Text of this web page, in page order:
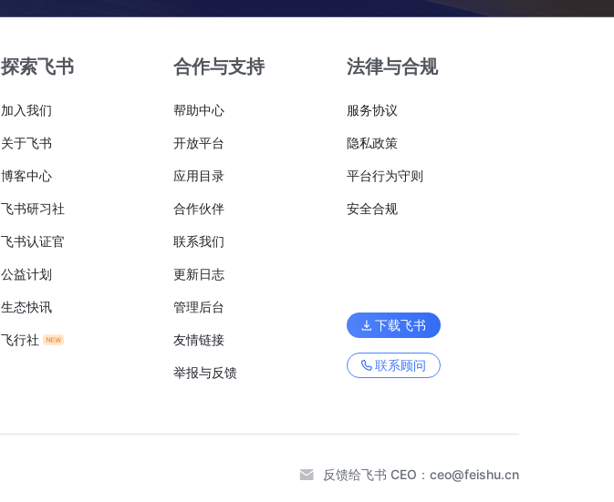
探索飞书
加入我们
关于飞书
博客中心
飞书研习社
飞书认证官
公益计划
生态快讯
飞行社
合作与支持
帮助中心
开放平台
应用目录
合作伙伴
联系我们
更新日志
管理后台
友情链接
举报与反馈
法律与合规
服务协议
隐私政策
平台行为守则
安全合规
下载飞书
联系顾问
反馈给飞书 CEO： ceo@feishu.cn